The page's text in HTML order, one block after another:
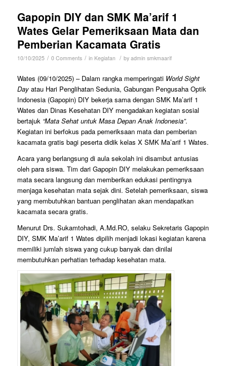
Gapopin DIY dan SMK Ma’arif 1
Wates Gelar Pemeriksaan Mata dan
Pemberian Kacamata Gratis
10/10/2025 / 0 Comments / in Kegiatan / by admin smkmaarif
Wates (09/10/2025) – Dalam rangka memperingati World Sight
Dayatau Hari Penglihatan Sedunia, Gabungan Pengusaha Optik
Indonesia (Gapopin) DIY bekerja sama dengan SMK Ma’arif 1
Wates dan Dinas Kesehatan DIY mengadakan kegiatan sosial
bertajuk “Mata Sehat untuk Masa Depan Anak Indonesia”.
Kegiatan ini berfokus pada pemeriksaan mata dan pemberian
kacamata gratis bagi peserta didik kelas X SMK Ma’arif 1 Wates.
Acara yang berlangsung di aula sekolah ini disambut antusias
oleh para siswa. Tim dari Gapopin DIY melakukan pemeriksaan
mata secara langsung dan memberikan edukasi pentingnya
menjaga kesehatan mata sejak dini. Setelah pemeriksaan, siswa
yang membutuhkan bantuan penglihatan akan mendapatkan
kacamata secara gratis.
Menurut Drs. Sukamtohadi, A.Md.RO, selaku Sekretaris Gapopin
DIY, SMK Ma’arif 1 Wates dipilih menjadi lokasi kegiatan karena
memiliki jumlah siswa yang cukup banyak dan dinilai
membutuhkan perhatian terhadap kesehatan mata.